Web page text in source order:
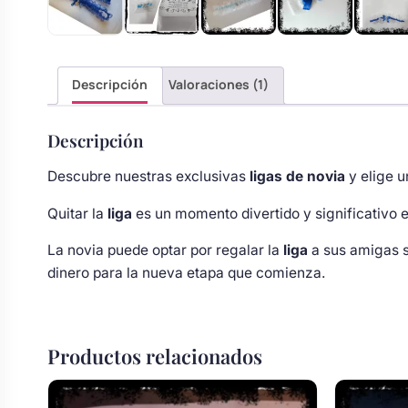
para arras
alianzas
de boda
damas de honor
Perchas de comunión
personalizadas
Rasca y Gana para Comunión:
Sorpresas y Diversión
Ver todo
Bolsos personalizados
Neceseres personalizados
Descripción Valoraciones (1)
Descripción
Descubre nuestras exclusivas ligas de novia y elige
Quitar la liga es un momento divertido y significativo
La novia puede optar por regalar la liga a sus amigas
dinero para la nueva etapa que comienza.
Productos relacionados